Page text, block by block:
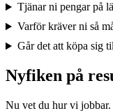
Tjänar ni pengar på
Varför kräver ni så
Går det att köpa sig
Nyfiken på
Nu vet du hur vi